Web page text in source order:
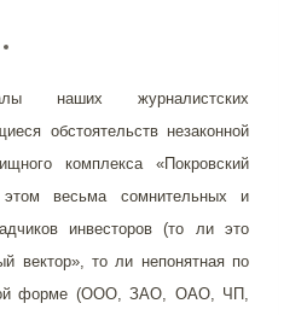
наших журналистских
обстоятельств незаконной
комплекса «Покровский
весьма сомнительных и
инвесторов (то ли это
вектор», то ли непонятная по
форме (ООО, ЗАО, ОАО, ЧП,